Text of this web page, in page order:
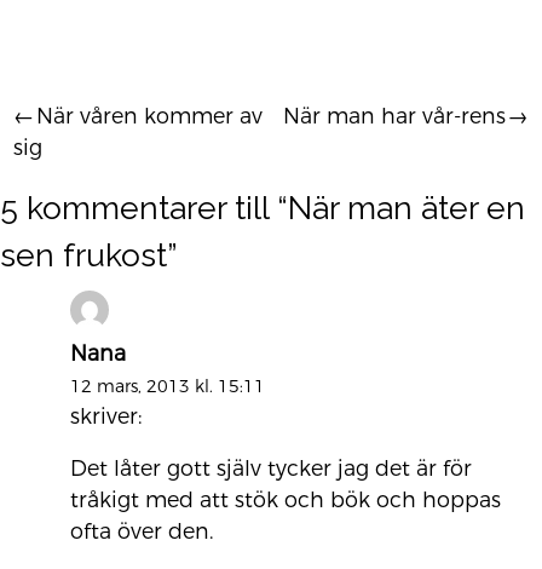
Inläggsnavigering
När våren kommer av
sig
När man har vår-rens
5 kommentarer till “När man äter en
sen frukost”
Nana
12 mars, 2013 kl. 15:11
skriver:
Det låter gott själv tycker jag det är för
tråkigt med att stök och bök och hoppas
ofta över den.